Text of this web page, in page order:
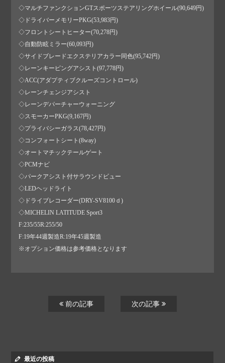
◇マルチファンクションGTスポーツステアリングホイール(90,649円)
◇ドライバーメモリーPKG(53,983円)
◇フロントシートヒーター(70,278円)
◇自動防眩ミラー(60,093円)
◇サイドブレードエクステリアカラー同色(95,742円)
◇レーンキーピングアシスト(97,778円)
◇ACC(アダプティブクルーズコントロール)
◇レーンチェンジアシスト
◇レーンデパーチャーウォーニング
◇スモーカーPKG(9,167円)
◇プライバシーガラス(78,427円)
◇コンフォートシート(8way)
◇オートマチックテールゲート
◇PCMナビ
◇パークアシスト付サラウンドビュー
◇LEDヘッドライト
◇ドライブレコーダー(DRY-SV8100ｄ)
◇MICHELIN LATITUDE Sport3
F:235/55R:255/50
F:19年44週製造R:19年45週製造
※オプション価格は参考価格となります
前の記事 次の記事
最近の投稿